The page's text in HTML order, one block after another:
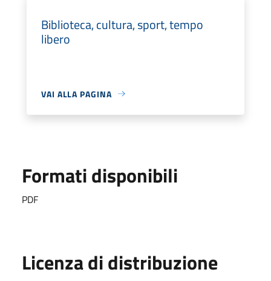
Biblioteca, cultura, sport, tempo
libero
VAI ALLA PAGINA
Formati disponibili
PDF
Licenza di distribuzione